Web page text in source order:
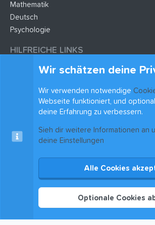
Mathematik
Deutsch
Psychologie
HILFREICHE LINKS
Lernzettel hochladen
BLEIB AUF DEM LAUFENDEN
xenAwsome-GradientHeader
Nutzungsbedingungen
Datenschutz Hilfe &
Community platform by XenForo
Theming with
Wir schätzen deine
Wir verwenden notwendige
Webseite funktioniert, und
deine Erfahrung zu verbessern.
Sieh dir weitere Informationen an
deine Einstellungen
Alle Cookies
Optionale Cookies